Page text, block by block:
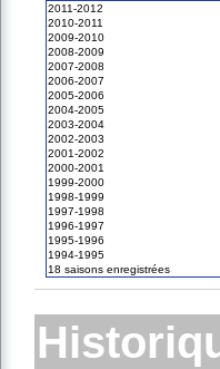
2011-2012
2010-2011
2009-2010
2008-2009
2007-2008
2006-2007
2005-2006
2004-2005
2003-2004
2002-2003
2001-2002
2000-2001
1999-2000
1998-1999
1997-1998
1996-1997
1995-1996
1994-1995
18 saisons enregistrées